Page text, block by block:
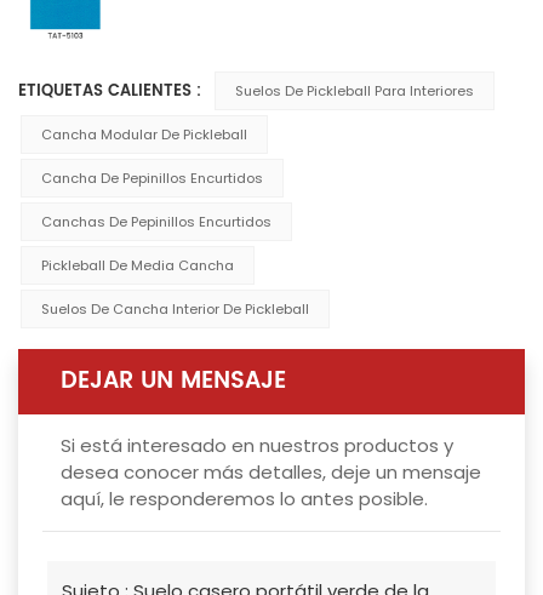
ETIQUETAS CALIENTES : Suelos De Pickleball Para Interiores
Cancha Modular De Pickleball
Cancha De Pepinillos Encurtidos
Canchas De Pepinillos Encurtidos
Pickleball De Media Cancha
Suelos De Cancha Interior De Pickleball
DEJAR UN MENSAJE
Si está interesado en nuestros productos y
desea conocer más detalles, deje un mensaje
aquí, le responderemos lo antes posible.